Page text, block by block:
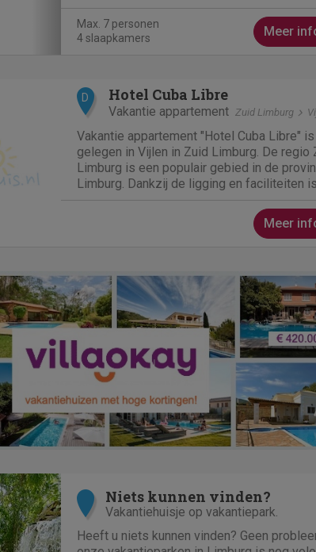
fietsroutes volgen....
Max. 7 personen
4 slaapkamers
Meer
D Hotel Cuba Libre
Vakantie appartement Zuid Limburg
Vakantie appartement "Hotel Cuba Libre" is
gelegen in Vijlen in Zuid Limburg. De regio
Limburg is een populair gebied in de
Limburg. Dankzij de ligging en faciliteiten is
Meer
Niets kunnen vinden?
Vakantiehuisje op vakantiepark.
Heeft u niets kunnen vinden? Geen